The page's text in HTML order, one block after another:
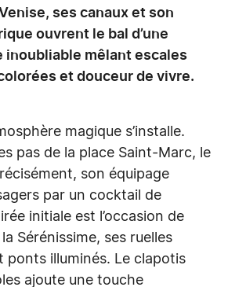
ses canaux et son
ouvrent le bal d’une
mêlant escales
et douceur de vivre.
magique s’installe.
pas de la place Saint-Marc, le
son équipage
par un cocktail de
initiale est l’occasion de
Sérénissime, ses ruelles
ponts illuminés. Le clapotis
ajoute une touche